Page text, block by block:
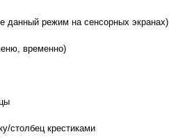
данный режим на сенсорных экранах)
временно)
столбец крестиками